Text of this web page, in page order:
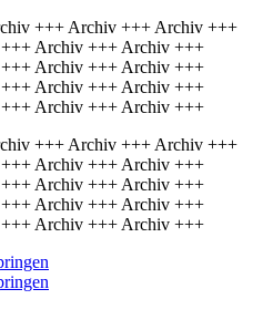
+++ Archiv +++ Archiv +++
Archiv +++ Archiv +++
Archiv +++ Archiv +++
Archiv +++ Archiv +++
Archiv +++ Archiv +++
+++ Archiv +++ Archiv +++
Archiv +++ Archiv +++
Archiv +++ Archiv +++
Archiv +++ Archiv +++
Archiv +++ Archiv +++